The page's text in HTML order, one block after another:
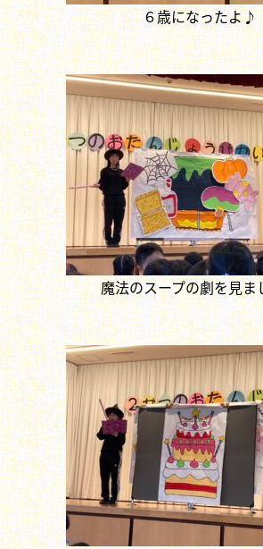
６歳になったよ♪
魔法のスープの劇を見ま